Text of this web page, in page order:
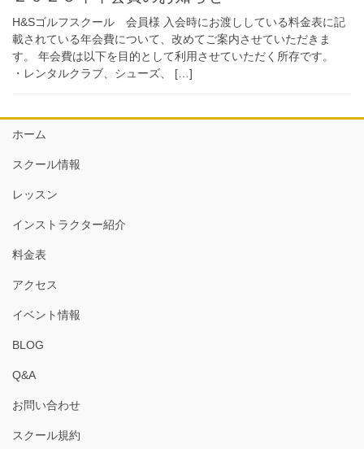
H&Sゴルフスクール 会員様 入会時にお渡ししている料金表に記
載されている年会費について、改めてご案内させていただきま
す。 年会費は以下を目的として利用させていただく所存です。
・レンタルクラブ、シューズ、 […]
ホーム
スクール情報
レッスン
インストラクター紹介
料金表
アクセス
イベント情報
BLOG
Q&A
お問い合わせ
スクール規約